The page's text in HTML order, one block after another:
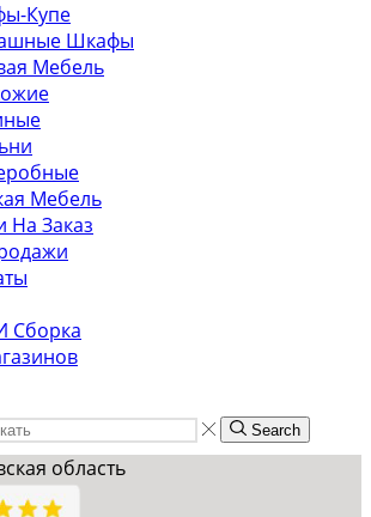
Купе
Шкафы
Мебель
Мебель
На Заказ
Сборка
Search
область